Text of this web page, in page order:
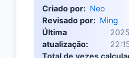
Criado por: Neo
Revisado por: Ming
Última
atualização:
Total de vezes